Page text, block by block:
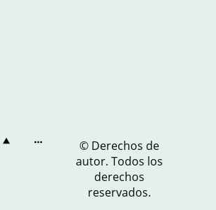
© Derechos de
autor. Todos los
derechos
reservados.